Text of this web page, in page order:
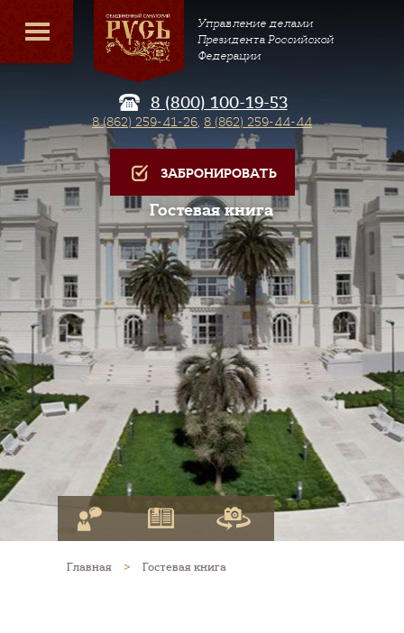
Управление делами
Президента Российской
Федерации
8 (800) 100-19-53
8 (862) 259-41-26, 8 (862) 259-44-44
ЗАБРОНИРОВАТЬ
Гостевая книга
Главная > Гостевая книга